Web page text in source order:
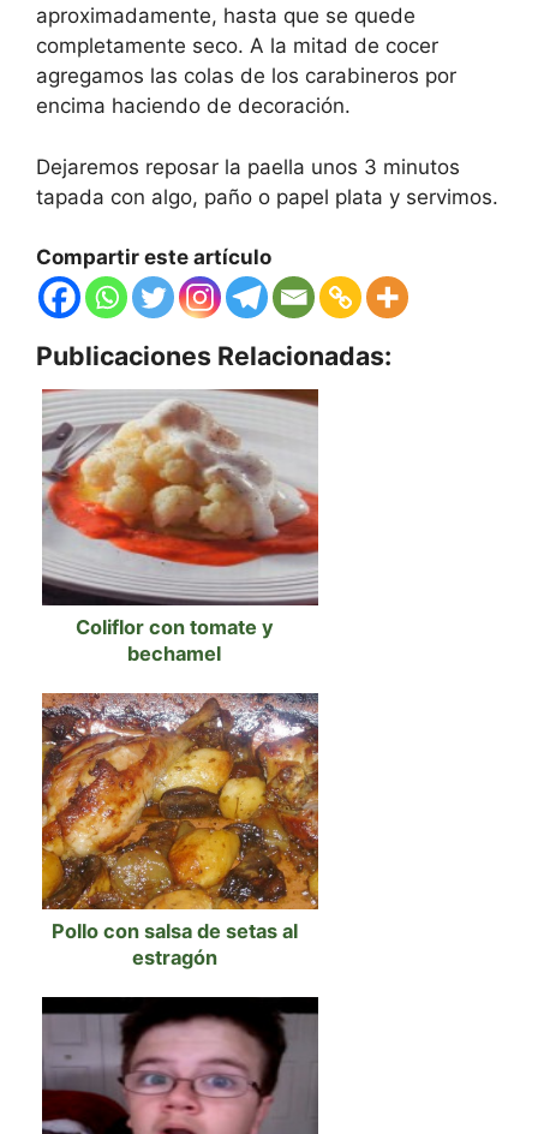
aproximadamente, hasta que se quede
completamente seco. A la mitad de cocer
agregamos las colas de los carabineros por
encima haciendo de decoración.
Dejaremos reposar la paella unos 3 minutos
tapada con algo, paño o papel plata y servimos.
Compartir este artículo
Publicaciones Relacionadas:
Coliflor con tomate y
bechamel
Pollo con salsa de setas al
estragón